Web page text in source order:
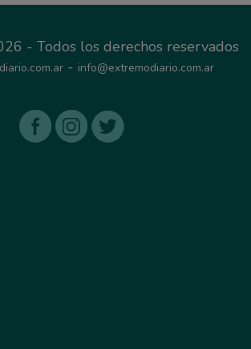
- Todos los derechos reservados
- info@extremodiario.com.ar